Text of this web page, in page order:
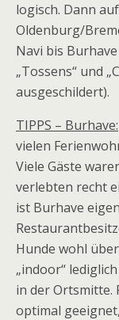
logisch. Dann
Oldenburg/
Navi bis
„Tossens“ und
ausgeschildert).
TIPPS – Burhave:
vielen
Viele Gäste
verlebten recht
ist Burhave
Hunde wohl
„indoor“
in der Ortsmitte.
optimal